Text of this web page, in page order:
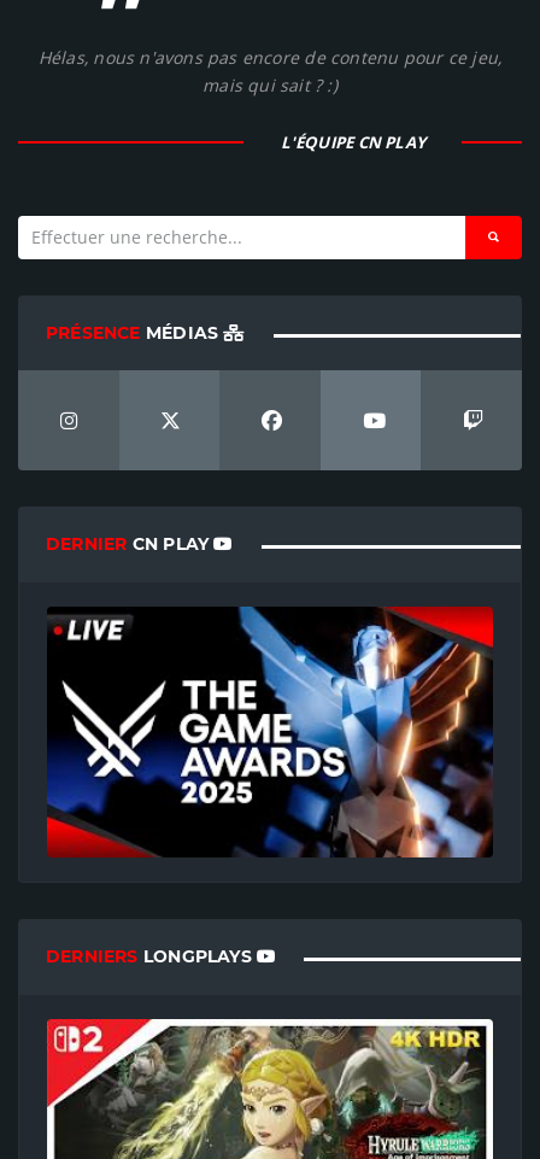
Hélas, nous n'avons pas encore de contenu pour ce jeu,
mais qui sait ? :)
L'ÉQUIPE CN PLAY
PRÉSENCE MÉDIAS
DERNIER CN PLAY
DERNIERS LONGPLAYS